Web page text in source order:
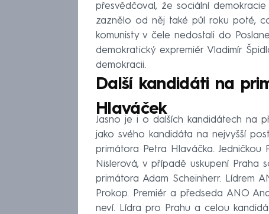
přesvědčoval, že sociální
zaznělo od něj také půl roku poté,
komunisty v čele nedostali do
demokratický expremiér Vladimír
demokracii.
Další kandidáti na
Hlaváček
Jasno je i o dalších kandidátech na
jako svého kandidáta na nejvyšší
primátora Petra Hlaváčka. Jedničkou
Nislerová, v případě uskupení
primátora Adam Scheinherr. Lídrem
Prokop. Premiér a předseda ANO
neví. Lídra pro Prahu a celou